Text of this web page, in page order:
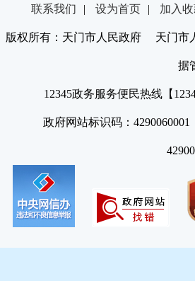
联系我们 | 设为首页 | 加入
版权所有：天门市人民政府 天门市
据
12345政务服务便民热线【
政府网站标识码：